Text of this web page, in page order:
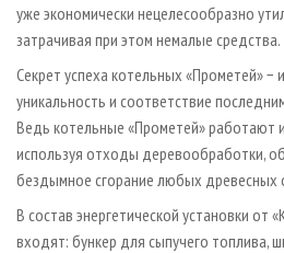
уже экономически нецелесообразно
затрачивая при этом немалые средства.
Секрет успеха котельных «Прометей» −
уникальность и соответствие
Ведь котельные «Прометей» работают
используя отходы деревообработки,
бездымное сгорание любых древесных
В состав энергетической установки от
входят: бункер для сыпучего топлива,